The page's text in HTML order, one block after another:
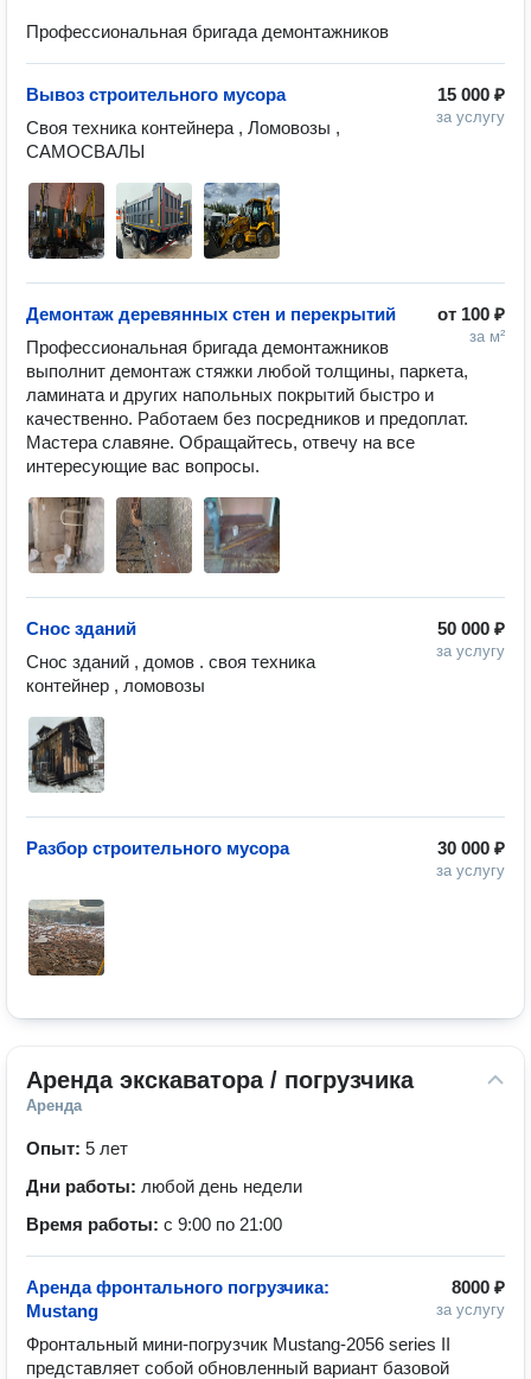
Профессиональная бригада демонтажников
15 000 ₽
за услугу
Вывоз строительного мусора
Своя техника контейнера , Ломовозы ,
САМОСВАЛЫ
от 100 ₽
за м²
Демонтаж деревянных стен и перекрытий
Профессиональная бригада демонтажников
выполнит демонтаж стяжки любой толщины, паркета,
ламината и других напольных покрытий быстро и
качественно. Работаем без посредников и предоплат.
Мастера славяне. Обращайтесь, отвечу на все
интересующие вас вопросы.
50 000 ₽
за услугу
Снос зданий
Снос зданий , домов . своя техника
контейнер , ломовозы
30 000 ₽
за услугу
Разбор строительного мусора
Аренда экскаватора / погрузчика
Аренда
Опыт: 5 лет
Дни работы: любой день недели
Время работы: с 9:00 по 21:00
8000 ₽
за услугу
Аренда фронтального погрузчика:
Mustang
Фронтальный мини-погрузчик Mustang-2056 series II
представляет собой обновленный вариант базовой